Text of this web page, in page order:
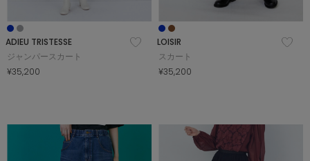
ADIEU TRISTESSE
ジャンパースカート
¥35,200
LOISIR
スカート
¥35,200